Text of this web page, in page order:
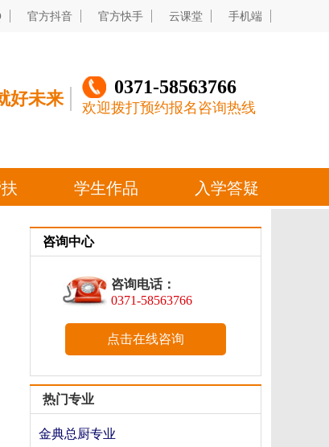
咨询中心
咨询电话：
0371-58563766
点击在线咨询
热门专业
金典总厨专业